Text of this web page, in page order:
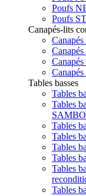
Poufs
Poufs
Canapés-lits
Tables basses
Tables
Tables
Tables
Tables
Tables
Tables
Tables
Tables